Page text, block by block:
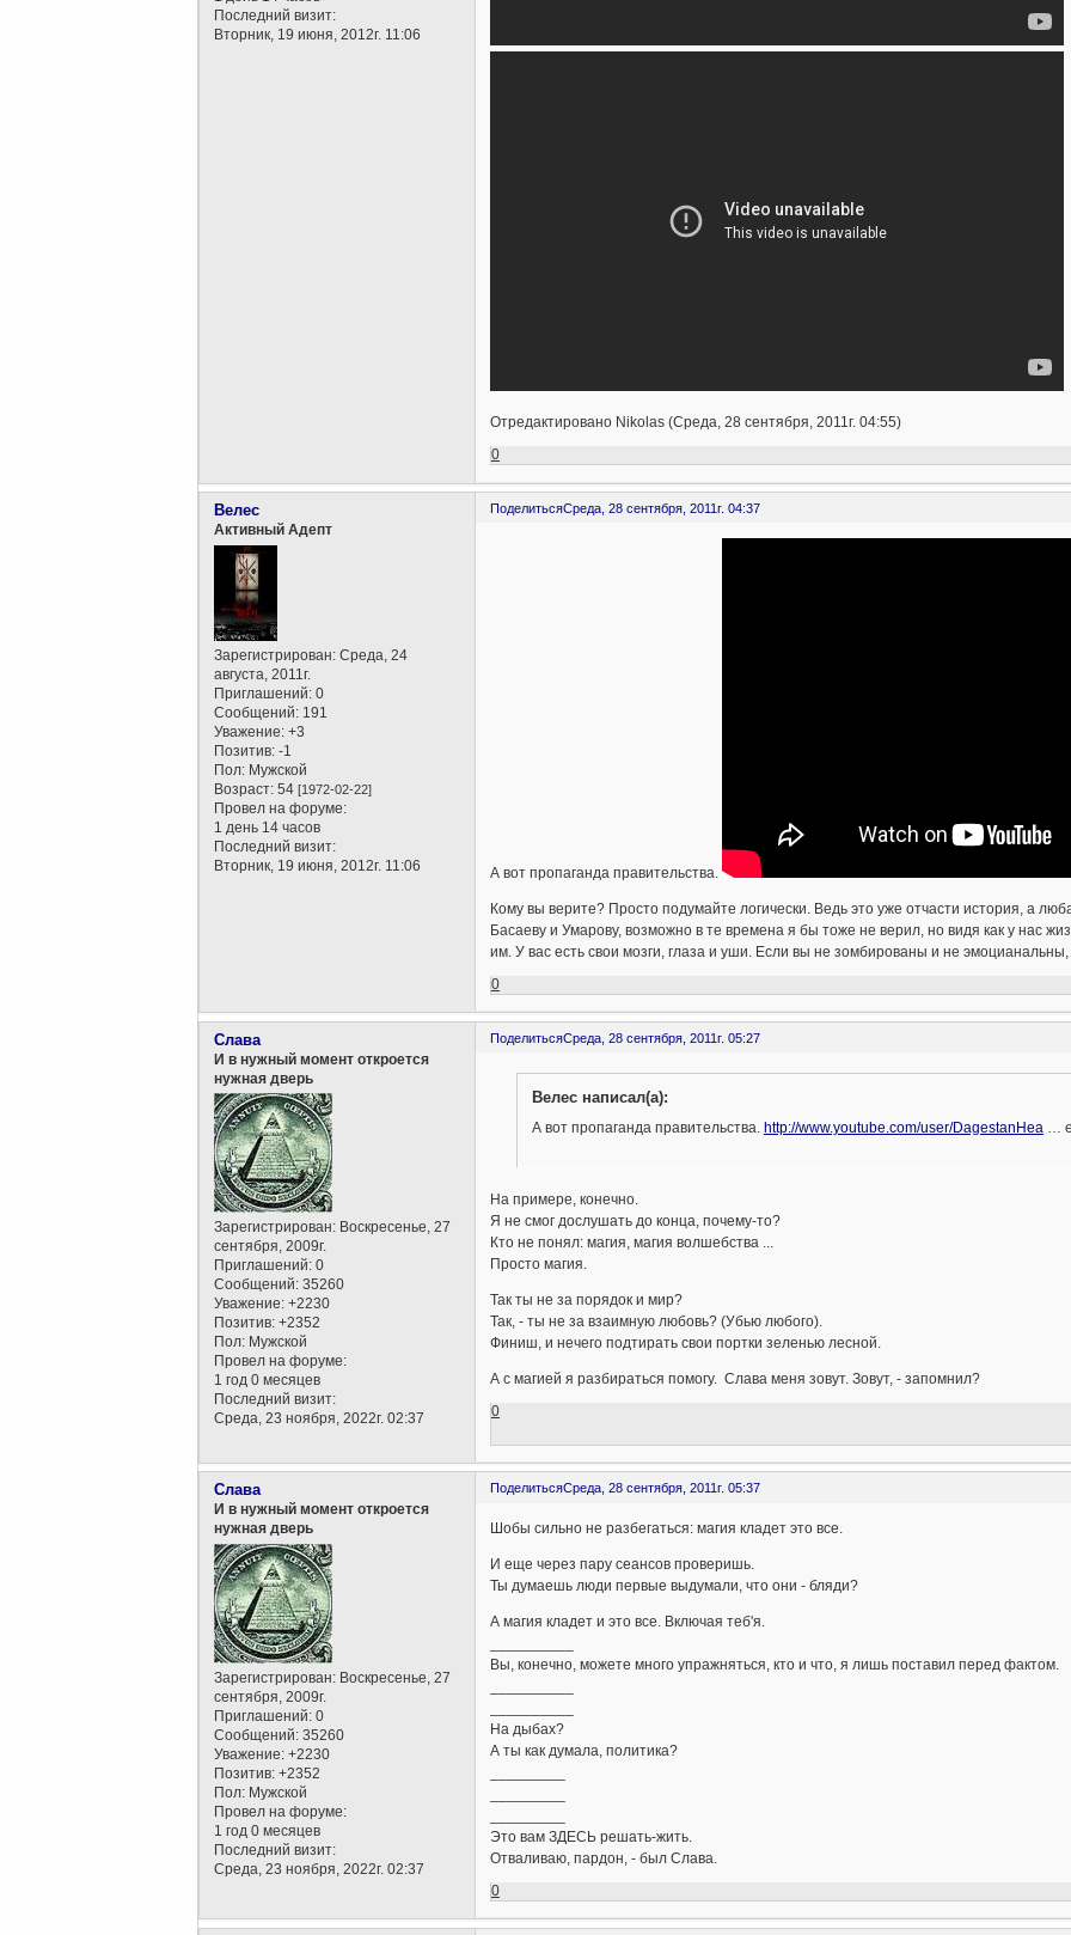
Последний визит:
Вторник, 19 июня, 2012г. 11:06
Отредактировано Nikolas (Среда, 28 сентября, 2011г. 04:55)
0
ПоделитьсяСреда, 28 сентября, 2011г. 04:37
Велес
Активный Адепт
Зарегистрирован: Среда, 24
августа, 2011г.
Приглашений: 0
Сообщений: 191
Уважение: +3
Позитив: -1
Пол: Мужской
Возраст: 54[1972-02-22]
Провел на форуме:
1 день 14 часов
Последний визит:
Вторник, 19 июня, 2012г. 11:06
А вот пропаганда правительства.
Кому вы верите? Просто подумайте логически. Ведь это уже отчасти история, а
Басаеву и Умарову, возможно в те времена я бы тоже не верил, но видя как у нас
им. У вас есть свои мозги, глаза и уши. Если вы не зомбированы и не эмоцианальны,
0
ПоделитьсяСреда, 28 сентября, 2011г. 05:27
Слава
И в нужный момент откроется
нужная дверь
Зарегистрирован: Воскресенье, 27
сентября, 2009г.
Приглашений: 0
Сообщений: 35260
Уважение: +2230
Позитив: +2352
Пол: Мужской
Провел на форуме:
1 год 0 месяцев
Последний визит:
Среда, 23 ноября, 2022г. 02:37
Велес написал(а):
А вот пропаганда правительства. http://www.youtube.com/user/DagestanHea…
На примере, конечно.
Я не смог дослушать до конца, почему-то?
Кто не понял: магия, магия волшебства ...
Просто магия.
Так ты не за порядок и мир?
Так, - ты не за взаимную любовь? (Убью любого).
Финиш, и нечего подтирать свои портки зеленью лесной.
А с магией я разбираться помогу. Слава меня зовут. Зовут, - запомнил?
0
ПоделитьсяСреда, 28 сентября, 2011г. 05:37
Слава
И в нужный момент откроется
нужная дверь
Зарегистрирован: Воскресенье, 27
сентября, 2009г.
Приглашений: 0
Сообщений: 35260
Уважение: +2230
Позитив: +2352
Пол: Мужской
Провел на форуме:
1 год 0 месяцев
Последний визит:
Среда, 23 ноября, 2022г. 02:37
Шобы сильно не разбегаться: магия кладет это все.
И еще через пару сеансов проверишь.
Ты думаешь люди первые выдумали, что они - бляди?
А магия кладет и это все. Включая теб'я.
Вы, конечно, можете много упражняться, кто и что, я лишь поставил перед фактом.
На дыбах?
А ты как думала, политика?
Это вам ЗДЕСЬ решать-жить.
Отваливаю, пардон, - был Слава.
0